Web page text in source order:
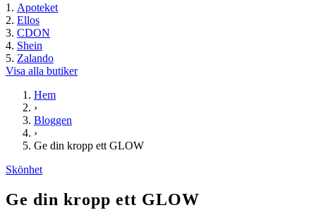
Apoteket
Ellos
CDON
Shein
Zalando
Visa alla butiker
Hem
›
Bloggen
›
Ge din kropp ett GLOW
Skönhet
Ge din kropp ett GLOW